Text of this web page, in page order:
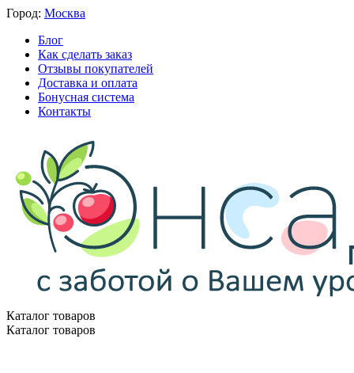
Город: Москва
Блог
Как сделать заказ
Отзывы покупателей
Доставка и оплата
Бонусная система
Контакты
Каталог товаров
Каталог товаров